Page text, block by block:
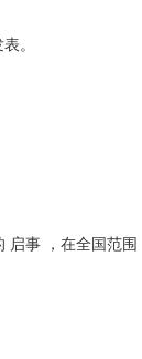
。
事 ，在全国范围